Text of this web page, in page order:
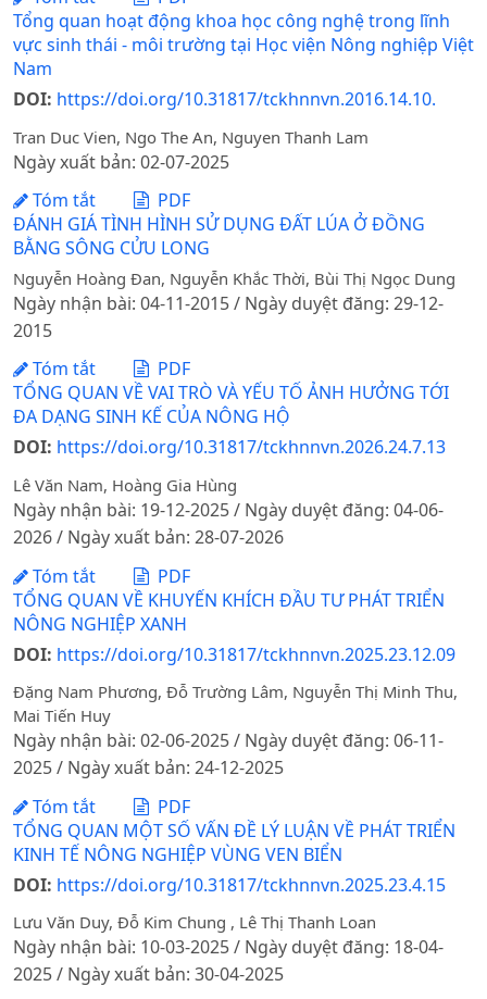
Tổng quan hoạt động khoa học công nghệ trong lĩnh
vực sinh thái - môi trường tại Học viện Nông nghiệp Việt
Nam
DOI: https://doi.org/10.31817/tckhnnvn.2016.14.10.
Tran Duc Vien, Ngo The An, Nguyen Thanh Lam
Ngày xuất bản: 02-07-2025
Tóm tắt
PDF
ĐÁNH GIÁ TÌNH HÌNH SỬ DỤNG ĐẤT LÚA Ở ĐỒNG
BẰNG SÔNG CỬU LONG
Nguyễn Hoàng Đan, Nguyễn Khắc Thời, Bùi Thị Ngọc Dung
Ngày nhận bài: 04-11-2015 / Ngày duyệt đăng: 29-12-
2015
Tóm tắt
PDF
TỔNG QUAN VỀ VAI TRÒ VÀ YẾU TỐ ẢNH HƯỞNG TỚI
ĐA DẠNG SINH KẾ CỦA NÔNG HỘ
DOI: https://doi.org/10.31817/tckhnnvn.2026.24.7.13
Lê Văn Nam, Hoàng Gia Hùng
Ngày nhận bài: 19-12-2025 / Ngày duyệt đăng: 04-06-
2026 / Ngày xuất bản: 28-07-2026
Tóm tắt
PDF
TỔNG QUAN VỀ KHUYẾN KHÍCH ĐẦU TƯ PHÁT TRIỂN
NÔNG NGHIỆP XANH
DOI: https://doi.org/10.31817/tckhnnvn.2025.23.12.09
Đặng Nam Phương, Đỗ Trường Lâm, Nguyễn Thị Minh Thu,
Mai Tiến Huy
Ngày nhận bài: 02-06-2025 / Ngày duyệt đăng: 06-11-
2025 / Ngày xuất bản: 24-12-2025
Tóm tắt
PDF
TỔNG QUAN MỘT SỐ VẤN ĐỀ LÝ LUẬN VỀ PHÁT TRIỂN
KINH TẾ NÔNG NGHIỆP VÙNG VEN BIỂN
DOI: https://doi.org/10.31817/tckhnnvn.2025.23.4.15
Lưu Văn Duy, Đỗ Kim Chung , Lê Thị Thanh Loan
Ngày nhận bài: 10-03-2025 / Ngày duyệt đăng: 18-04-
2025 / Ngày xuất bản: 30-04-2025